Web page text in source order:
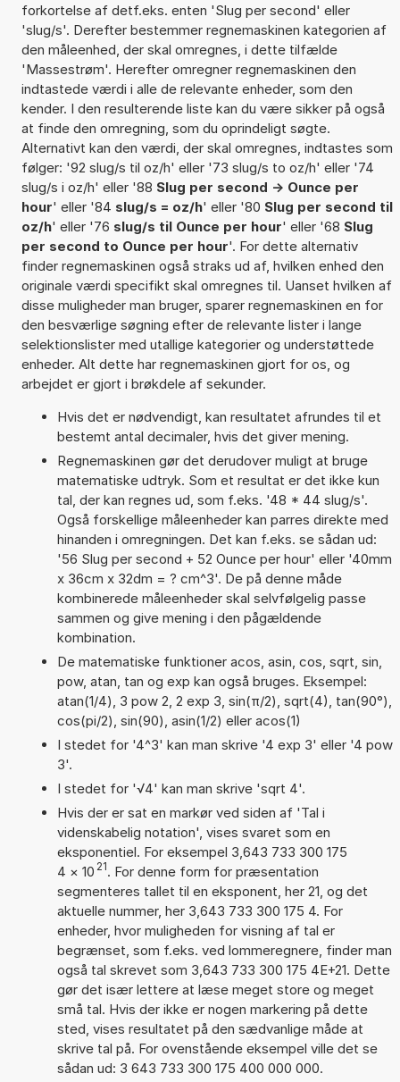
forkortelse af detf.eks. enten 'Slug per second' eller
'slug/s'. Derefter bestemmer regnemaskinen kategorien af
den måleenhed, der skal omregnes, i dette tilfælde
'Massestrøm'. Herefter omregner regnemaskinen den
indtastede værdi i alle de relevante enheder, som den
kender. I den resulterende liste kan du være sikker på også
at finde den omregning, som du oprindeligt søgte.
Alternativt kan den værdi, der skal omregnes, indtastes som
følger: '92 slug/s til oz/h' eller '73 slug/s to oz/h' eller '74
slug/s i oz/h' eller '88 Slug per second -> Ounce per
hour' eller '84 slug/s = oz/h' eller '80 Slug per second til
oz/h' eller '76 slug/s til Ounce per hour' eller '68 Slug
per second to Ounce per hour'. For dette alternativ
finder regnemaskinen også straks ud af, hvilken enhed den
originale værdi specifikt skal omregnes til. Uanset hvilken af
disse muligheder man bruger, sparer regnemaskinen en for
den besværlige søgning efter de relevante lister i lange
selektionslister med utallige kategorier og understøttede
enheder. Alt dette har regnemaskinen gjort for os, og
arbejdet er gjort i brøkdele af sekunder.
Hvis det er nødvendigt, kan resultatet afrundes til et
bestemt antal decimaler, hvis det giver mening.
Regnemaskinen gør det derudover muligt at bruge
matematiske udtryk. Som et resultat er det ikke kun
tal, der kan regnes ud, som f.eks. '48 * 44 slug/s'.
Også forskellige måleenheder kan parres direkte med
hinanden i omregningen. Det kan f.eks. se sådan ud:
'56 Slug per second + 52 Ounce per hour' eller '40mm
x 36cm x 32dm = ? cm^3'. De på denne måde
kombinerede måleenheder skal selvfølgelig passe
sammen og give mening i den pågældende
kombination.
De matematiske funktioner acos, asin, cos, sqrt, sin,
pow, atan, tan og exp kan også bruges. Eksempel:
atan(1/4), 3 pow 2, 2 exp 3, sin(π/2), sqrt(4), tan(90°),
cos(pi/2), sin(90), asin(1/2) eller acos(1)
I stedet for '4^3' kan man skrive '4 exp 3' eller '4 pow
3'.
I stedet for '√4' kan man skrive 'sqrt 4'.
Hvis der er sat en markør ved siden af 'Tal i
videnskabelig notation', vises svaret som en
eksponentiel. For eksempel 3,643 733 300 175
4 × 10 21. For denne form for præsentation
segmenteres tallet til en eksponent, her 21, og det
aktuelle nummer, her 3,643 733 300 175 4. For
enheder, hvor muligheden for visning af tal er
begrænset, som f.eks. ved lommeregnere, finder man
også tal skrevet som 3,643 733 300 175 4E+21. Dette
gør det især lettere at læse meget store og meget
små tal. Hvis der ikke er nogen markering på dette
sted, vises resultatet på den sædvanlige måde at
skrive tal på. For ovenstående eksempel ville det se
sådan ud: 3 643 733 300 175 400 000 000.